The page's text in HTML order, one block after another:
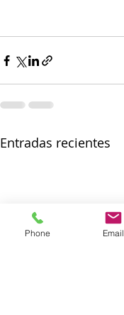
Entradas recientes
Phone Email